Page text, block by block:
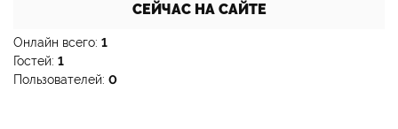
СЕЙЧАС НА САЙТЕ
Онлайн всего: 1
Гостей: 1
Пользователей: 0